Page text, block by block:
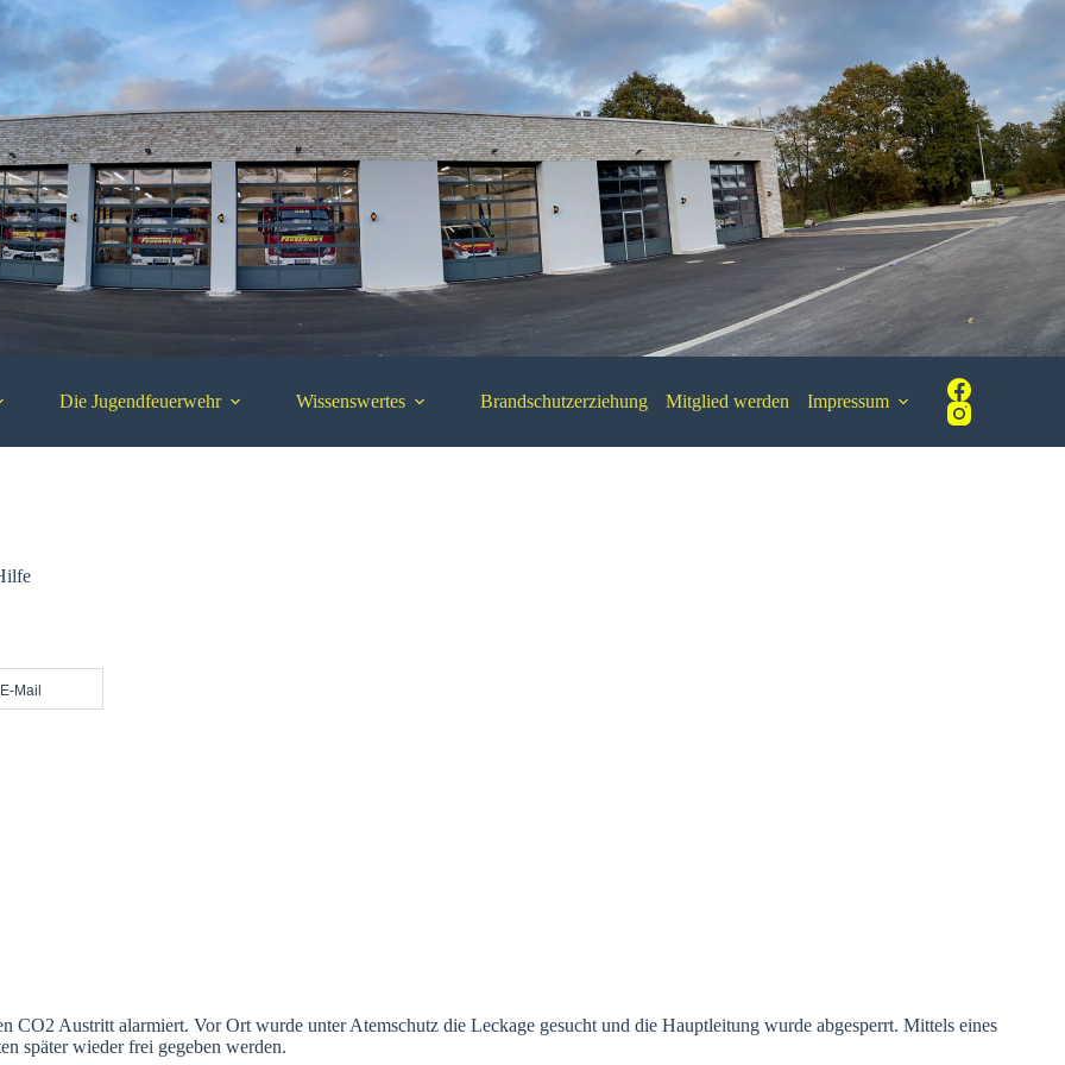
Die Jugendfeuerwehr Wissenswertes Brandschutzerziehung Mitglied werden Impressum
E-Mail
CO2 Austritt alarmiert. Vor Ort wurde unter Atemschutz die Leckage gesucht und die Hauptleitung wurde abgesperrt. Mittels eines
später wieder frei gegeben werden.